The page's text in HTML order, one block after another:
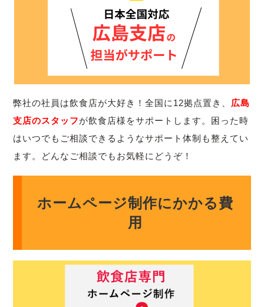
弊社の社員は飲食店が大好き！全国に12拠点置き、 広島
支店のスタッフが飲食店様をサポートします。困った時
はいつでもご相談できるようなサポート体制も整えてい
ます。どんなご相談でもお気軽にどうぞ！
ホームページ制作にかかる費
用